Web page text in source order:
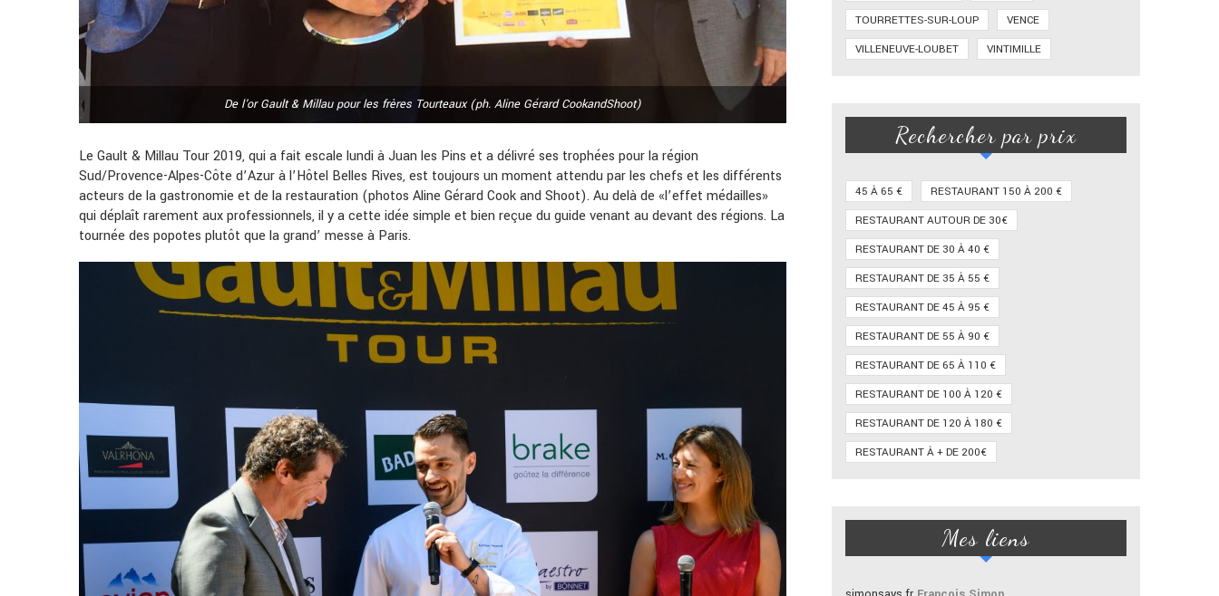
De l'or Gault & Millau pour les frères Tourteaux (ph. Aline Gérard CookandShoot)
Le Gault & Millau Tour 2019, qui a fait escale lundi à Juan les Pins et a délivré ses trophées pour la région
Sud/Provence-Alpes-Côte d’Azur à l’Hôtel Belles Rives, est toujours un moment attendu par les chefs et les différents
acteurs de la gastronomie et de la restauration (photos Aline Gérard Cook and Shoot). Au delà de «l’effet médailles»
qui déplaît rarement aux professionnels, il y a cette idée simple et bien reçue du guide venant au devant des régions. La
tournée des popotes plutôt que la grand’ messe à Paris.
TOURRETTES-SUR-LOUP
VENCE
VILLENEUVE-LOUBET
VINTIMILLE
Rechercher par prix
45 À 65 €
RESTAURANT 150 À 200 €
RESTAURANT AUTOUR DE 30€
RESTAURANT DE 30 À 40 €
RESTAURANT DE 35 À 55 €
RESTAURANT DE 45 À 95 €
RESTAURANT DE 55 À 90 €
RESTAURANT DE 65 À 110 €
RESTAURANT DE 100 À 120 €
RESTAURANT DE 120 À 180 €
RESTAURANT À + DE 200€
Mes liens